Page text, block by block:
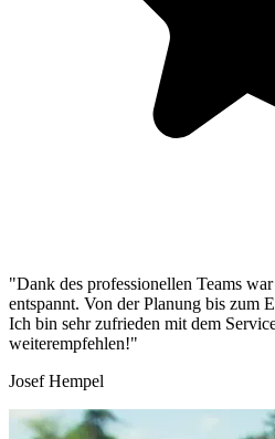
"Dank des professionellen Teams
entspannt. Von der Planung bis zum
Ich bin sehr zufrieden mit dem
weiterempfehlen!"
Josef Hempel